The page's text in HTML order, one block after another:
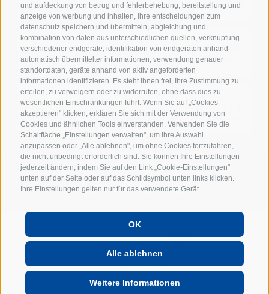
und aufdeckung von betrug und fehlerbehebung, bereitstellung und
anzeige von werbung und inhalten, ihre entscheidungen zum
datenschutz speichern und übermitteln, abgleichung und
kombination von daten aus unterschiedlichen quellen, verknüpfung
verschiedener endgeräte, identifikation von endgeräten anhand
automatisch übermittelter informationen, verwendung genauer
standortdaten, geräte anhand von aktiv angeforderten
informationen identifizieren. Es steht Ihnen frei, Ihre Zustimmung zu
erteilen, zu verweigern oder zu widerrufen, ohne dass dies zu
wesentlichen Einschränkungen führt. Wenn Sie auf „Cookies
akzeptieren" klicken, erklären Sie sich mit der Verwendung von
Cookies und ähnlichen Tools einverstanden. Verwenden Sie die
Schaltfläche „Einstellungen verwalten", um Ihre Auswahl
anzupassen oder „Alle ablehnen", um ohne Cookies fortzufahren,
die nicht unbedingt erforderlich sind. Sie können Ihre Einstellungen
jederzeit ändern, indem Sie auf den Link „Cookie-Einstellungen"
unten auf der Seite oder auf das Schildsymbol unten links klicken.
Ihre Einstellungen gelten nur für das verwendete Gerät.
OK
Alle ablehnen
Weitere Informationen
POWERED BY